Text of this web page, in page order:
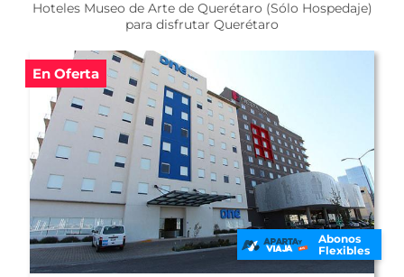
Hoteles Museo de Arte de Querétaro (Sólo Hospedaje)
para disfrutar Querétaro
En Oferta
Abonos
Flexibles